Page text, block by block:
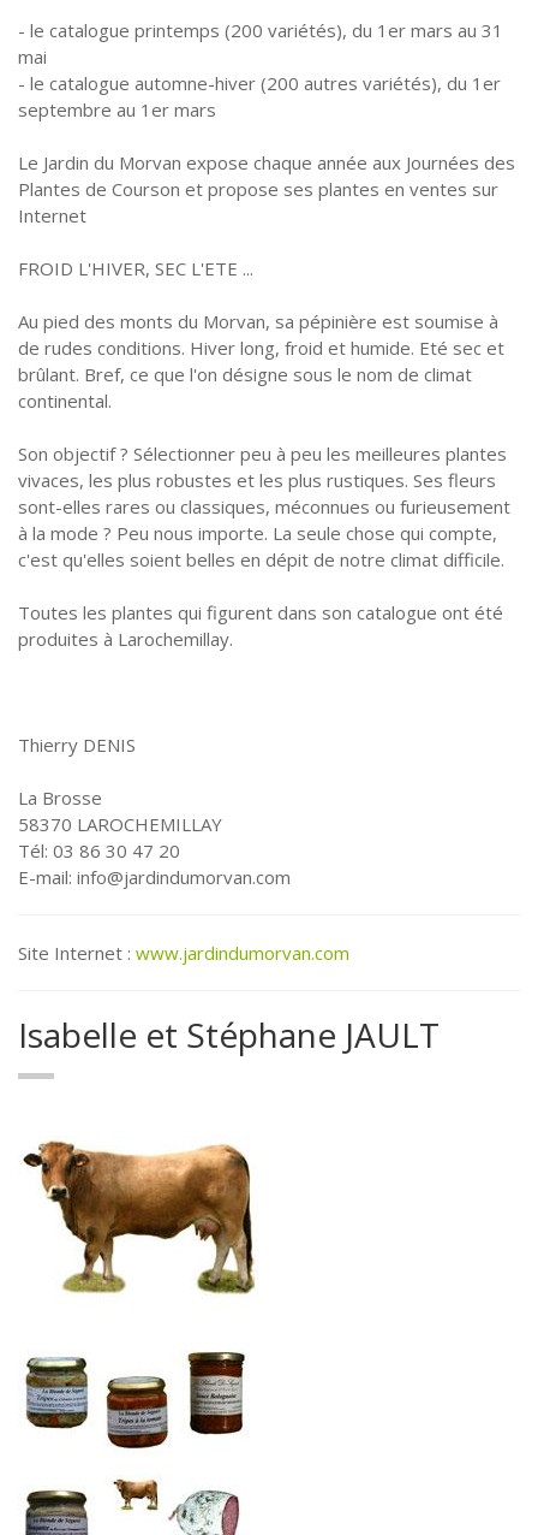
- le catalogue printemps (200 variétés), du 1er mars au 31
mai
- le catalogue automne-hiver (200 autres variétés), du 1er
septembre au 1er mars
Le Jardin du Morvan expose chaque année aux Journées des
Plantes de Courson et propose ses plantes en ventes sur
Internet
FROID L'HIVER, SEC L'ETE ...
Au pied des monts du Morvan, sa pépinière est soumise à
de rudes conditions. Hiver long, froid et humide. Eté sec et
brûlant. Bref, ce que l'on désigne sous le nom de climat
continental.
Son objectif ? Sélectionner peu à peu les meilleures plantes
vivaces, les plus robustes et les plus rustiques. Ses fleurs
sont-elles rares ou classiques, méconnues ou furieusement
à la mode ? Peu nous importe. La seule chose qui compte,
c'est qu'elles soient belles en dépit de notre climat difficile.
Toutes les plantes qui figurent dans son catalogue ont été
produites à Larochemillay.
Thierry DENIS
La Brosse
58370 LAROCHEMILLAY
Tél: 03 86 30 47 20
E-mail: info@jardindumorvan.com
Site Internet : www.jardindumorvan.com
Isabelle et Stéphane JAULT